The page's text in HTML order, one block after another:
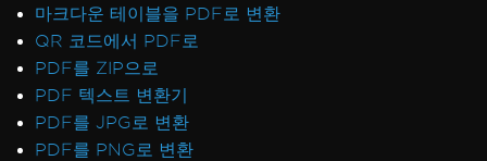
마크다운 테이블을 PDF로 변환
QR 코드에서 PDF로
PDF를 ZIP으로
PDF 텍스트 변환기
PDF를 JPG로 변환
PDF를 PNG로 변환